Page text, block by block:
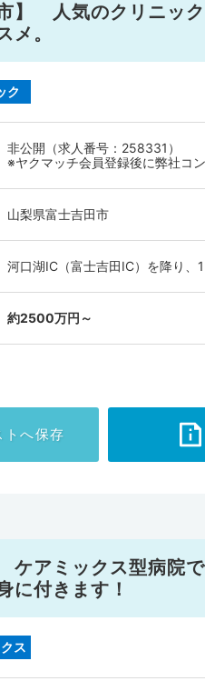
】 人気のクリニッ
メ。
ク
非公開（求人番号：258331）
※ヤクマッチ会員登録後に弊社コ
山梨県富士吉田市
河口湖IC（富士吉田IC）を降り、
約2500万円～
トへ保存
ケアミックス型病院
に付きます！
ス